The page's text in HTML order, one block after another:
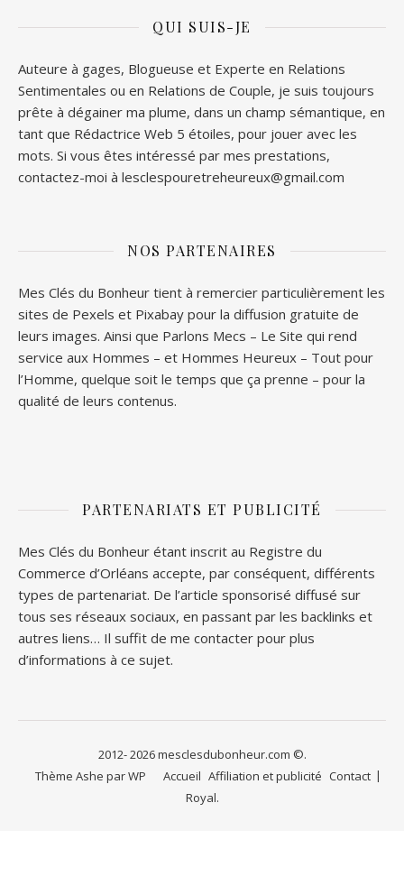
QUI SUIS-JE
Auteure à gages, Blogueuse et Experte en Relations
Sentimentales ou en Relations de Couple, je suis toujours
prête à dégainer ma plume, dans un champ sémantique, en
tant que Rédactrice Web 5 étoiles, pour jouer avec les
mots. Si vous êtes intéressé par mes prestations,
contactez-moi à lesclespouretreheureux@gmail.com
NOS PARTENAIRES
Mes Clés du Bonheur tient à remercier particulièrement les
sites de Pexels et Pixabay pour la diffusion gratuite de
leurs images. Ainsi que Parlons Mecs – Le Site qui rend
service aux Hommes – et Hommes Heureux – Tout pour
l’Homme, quelque soit le temps que ça prenne – pour la
qualité de leurs contenus.
PARTENARIATS ET PUBLICITÉ
Mes Clés du Bonheur étant inscrit au Registre du
Commerce d’Orléans accepte, par conséquent, différents
types de partenariat. De l’article sponsorisé diffusé sur
tous ses réseaux sociaux, en passant par les backlinks et
autres liens… Il suffit de me contacter pour plus
d’informations à ce sujet.
2012- 2026 mesclesdubonheur.com ©.
Accueil Affiliation et publicité Contact
Thème Ashe parWP
Royal.